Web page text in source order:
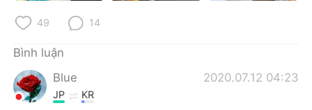
49 14
Bình luận
Blue
2020.07.12 04:23
JP KR